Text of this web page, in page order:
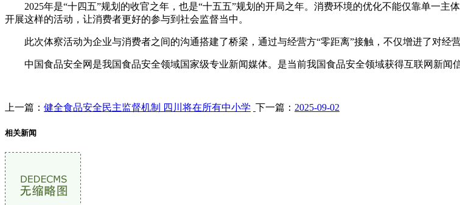
2025年是“十四五”规划的收官之年，也是“十五五”规划的开局之年。消费环境的优化不能仅靠单一主
开展这样的活动，让消费者更好的参与到社会监督当中。
此次体察活动为企业与消费者之间的沟通搭建了桥梁，通过与经营方“零距离”接触，不仅增进了对经
中国食品安全网是我国食品安全领域国家级专业新闻媒体。是当前我国食品安全领域获得互联网新闻
上一篇： 健全食品安全民主监督机制 四川将在所有中小学 下一篇： 2025-09-02
相关新闻